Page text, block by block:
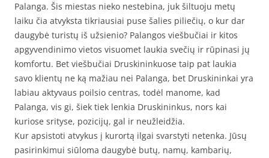
Palanga. Šis miestas nieko nestebina, juk šiltuoju metų
laiku čia atvyksta tikriausiai puse šalies piliečių, o kur dar
daugybė turistų iš užsienio? Palangos viešbučiai ir kitos
apgyvendinimo vietos visuomet laukia svečių ir rūpinasi jų
komfortu. Bet viešbučiai Druskininkuose taip pat laukia
savo klientų ne ką mažiau nei Palanga, bet Druskininkai yra
labiau aktyvaus poilsio centras, todėl manome, kad
Palanga, vis gi, šiek tiek lenkia Druskininkus, nors kai
kuriose srityse, pozicijų, gal ir neužleidžia.
Kur apsistoti atvykus į kurortą ilgai svarstyti netenka. Jūsų
pasirinkimui siūloma daugybė butų, namų, kambarių,